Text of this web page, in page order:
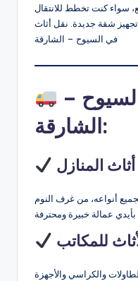
سواء كنت تخطط للانتقال
تجهيز شقة جديدة. نقل أثاث
في السيوح – الشارقة
الشارقة:
أنواعه، من غرف النوم
والكراسي والأجهزة